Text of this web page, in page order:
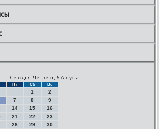
Сегодня: Четверг, 6 Августа
Пт Сб Вс
1
2
7 8
9
14 15
16
21 22
23
28 29
30